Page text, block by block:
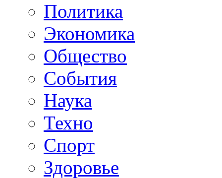
Политика
Экономика
Общество
События
Наука
Техно
Спорт
Здоровье